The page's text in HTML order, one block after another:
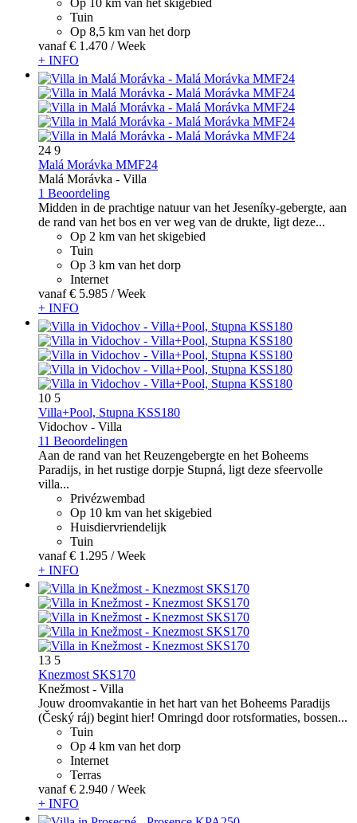
Op 10 km van het skigebied
Tuin
Op 8,5 km van het dorp
vanaf € 1.470 / Week
+ INFO
24 9
Malá Morávka MMF24
Malá Morávka - Villa
1 Beoordeling
Midden in de prachtige natuur van het Jeseníky-gebergte, aan
de rand van het bos en ver weg van de drukte, ligt deze...
Op 2 km van het skigebied
Tuin
Op 3 km van het dorp
Internet
vanaf € 5.985 / Week
+ INFO
10 5
Villa+Pool, Stupna KSS180
Vidochov - Villa
11 Beoordelingen
Aan de rand van het Reuzengebergte en het Boheems
Paradijs, in het rustige dorpje Stupná, ligt deze sfeervolle
villa...
Privézwembad
Op 10 km van het skigebied
Huisdiervriendelijk
Tuin
vanaf € 1.295 / Week
+ INFO
13 5
Knezmost SKS170
Knežmost - Villa
Jouw droomvakantie in het hart van het Boheems Paradijs
(Český ráj) begint hier! Omringd door rotsformaties, bossen...
Tuin
Op 4 km van het dorp
Internet
Terras
vanaf € 2.940 / Week
+ INFO